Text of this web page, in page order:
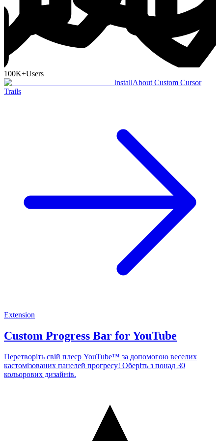
100K+Users
InstallAbout Custom Cursor
Trails
Extension
Custom Progress Bar for YouTube
Перетворіть свій плеєр YouTube™ за допомогою веселих
кастомізованих панелей прогресу! Оберіть з понад 30
кольорових дизайнів.